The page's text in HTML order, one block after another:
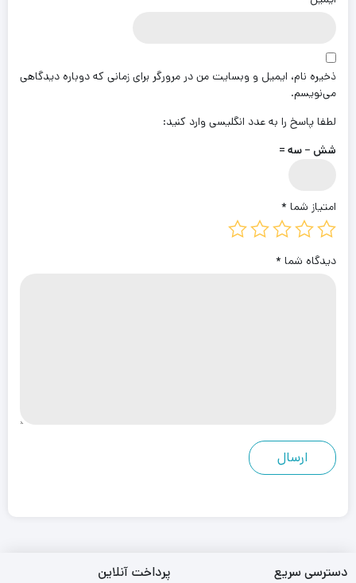
ذخیره نام، ایمیل و وبسایت من در مرورگر برای زمانی که دوباره دیدگاهی
می‌نویسم.
لطفا پاسخ را به عدد انگلیسی وارد کنید:
شش − سه =
امتیاز شما *
دیدگاه شما *
دسترسی سریع پرداخت آنلاین